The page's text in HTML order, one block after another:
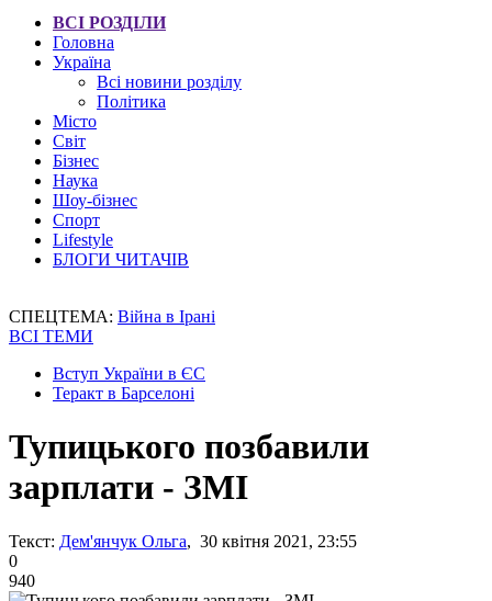
ВСІ РОЗДІЛИ
Головна
Україна
Всі новини розділу
Політика
Місто
Світ
Бізнес
Наука
Шоу-бізнес
Спорт
Lifestyle
БЛОГИ ЧИТАЧІВ
СПЕЦТЕМА: Війна в Ірані
ВСІ ТЕМИ
Вступ України в ЄС
Теракт в Барселоні
Тупицького позбавили
зарплати - ЗМІ
Текст: Дем'янчук Ольга, 30 квітня 2021, 23:55
0
940